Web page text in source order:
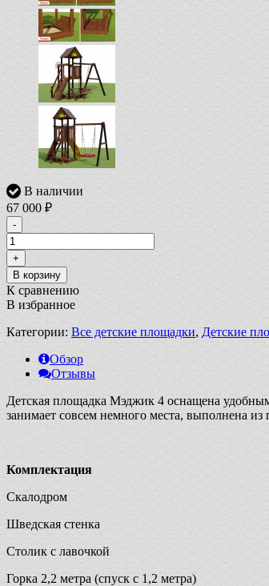
В наличии
67 000 ₽
-
+
В корзину
К сравнению
В избранное
Категории: Все детские площадки, Детские
Обзор
Отзывы
Детская площадка Мэджик 4 оснащена
занимает совсем немного места, выполнена
Комплектация
Скалодром
Шведская стенка
Столик с лавочкой
Горка 2,2 метра (спуск с 1,2 метра)